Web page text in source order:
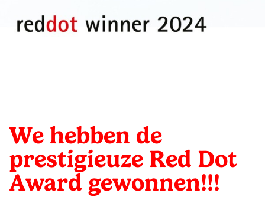
merk
laat
mensen
glimlachen
zijn
ondersteuning
en
jaarverslagen
Partners
Nieuws
NL EN
prestigieuze
Red
Dot
We hebben de
prestigieuze Red Dot
Award gewonnen!!!